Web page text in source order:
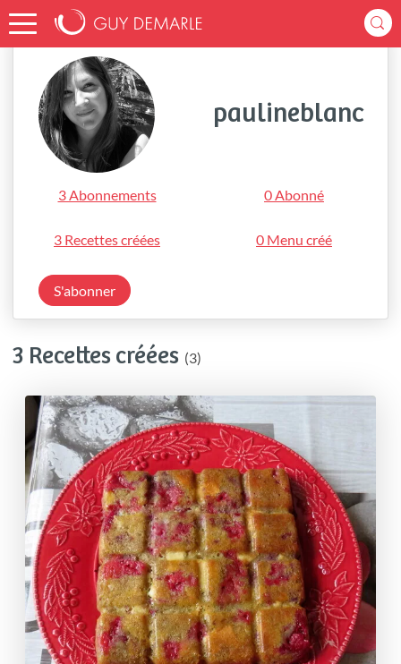
Accueil paulineblanc
paulineblanc
3 Abonnements 0 Abonné
3 Recettes créées 0 Menu créé
S'abonner
3 Recettes créées (3)